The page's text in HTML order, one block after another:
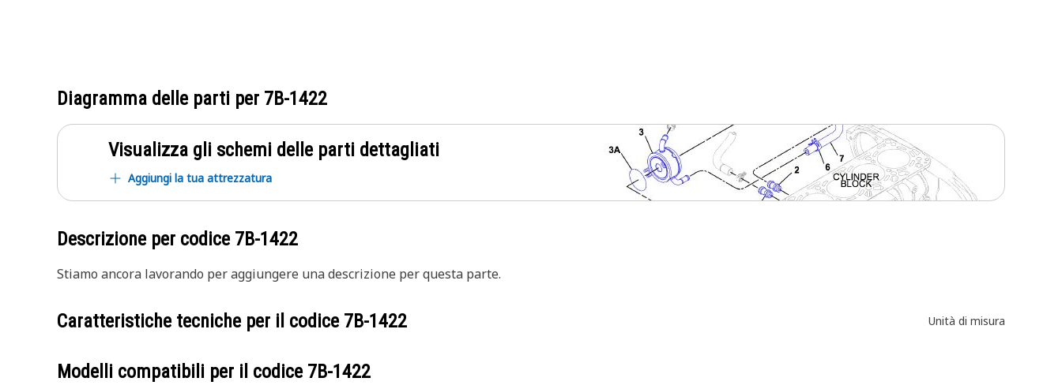
Diagramma delle parti per 7B-1422
Visualizza gli schemi delle parti dettagliati
Aggiungi la tua attrezzatura
Descrizione per codice 7B-1422
Stiamo ancora lavorando per aggiungere una descrizione per questa parte.
Caratteristiche tecniche per il codice 7B-1422 Unità di misura
Modelli compatibili per il codice 7B-1422